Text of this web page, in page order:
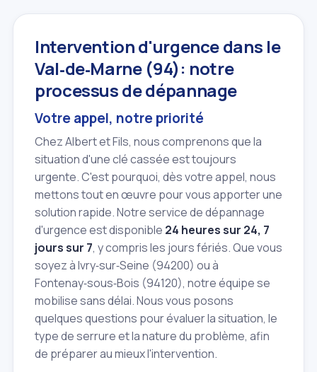
Intervention d'urgence dans le
Val‑de‑Marne (94): notre
processus de dépannage
Votre appel, notre priorité
Chez Albert et Fils, nous comprenons que la
situation d'une clé cassée est toujours
urgente. C'est pourquoi, dès votre appel, nous
mettons tout en œuvre pour vous apporter une
solution rapide. Notre service de dépannage
d'urgence est disponible 24 heures sur 24, 7
jours sur 7, y compris les jours fériés. Que vous
soyez à Ivry‑sur‑Seine (94200) ou à
Fontenay‑sous‑Bois (94120), notre équipe se
mobilise sans délai. Nous vous posons
quelques questions pour évaluer la situation, le
type de serrure et la nature du problème, afin
de préparer au mieux l'intervention.